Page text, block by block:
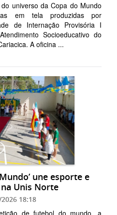
universo da Copa do Mundo
em tela produzidas por
de Internação Provisória I
Socioeducativo do
A oficina ...
une esporte e
Unis Norte
18:18
de futebol do mundo, a